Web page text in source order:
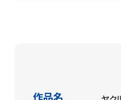
作品名